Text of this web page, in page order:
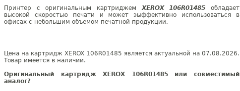
Принтер с оригинальным картриджемXEROX 106R01485 обладает
высокой скоростью печати и может эыффективно использоваться в
офисах с небольшим объемом печатной продукции.
Цена на картридж XEROX 106R01485 является актуальной на 07.08.2026.
Товар имеется в наличии.
Оригинальный картридж XEROX 106R01485 или совместимый
аналог?